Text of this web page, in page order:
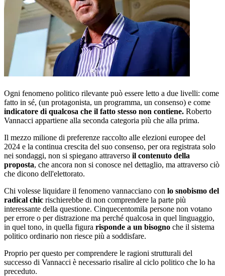
Ogni fenomeno politico rilevante può essere letto a due livelli: come
fatto in sé, (un protagonista, un programma, un consenso) e come
indicatore di qualcosa che il fatto stesso non contiene. Roberto
Vannacci appartiene alla seconda categoria più che alla prima.
Il mezzo milione di preferenze raccolto alle elezioni europee del
2024 e la continua crescita del suo consenso, per ora registrata solo
nei sondaggi, non si spiegano attraverso il contenuto della
proposta, che ancora non si conosce nel dettaglio, ma attraverso ciò
che dicono dell'elettorato.
Chi volesse liquidare il fenomeno vannacciano con lo snobismo del
radical chic rischierebbe di non comprendere la parte più
interessante della questione. Cinquecentomila persone non votano
per errore o per distrazione ma perché qualcosa in quel linguaggio,
in quel tono, in quella figura risponde a un bisogno che il sistema
politico ordinario non riesce più a soddisfare.
Proprio per questo per comprendere le ragioni strutturali del
successo di Vannacci è necessario risalire al ciclo politico che lo ha
preceduto.